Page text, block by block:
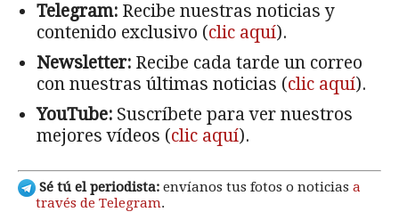
Telegram: Recibe nuestras noticias y
contenido exclusivo (clic aquí).
Newsletter: Recibe cada tarde un correo
con nuestras últimas noticias (clic aquí).
YouTube: Suscríbete para ver nuestros
mejores vídeos (clic aquí).
Sé tú el periodista: envíanos tus fotos o noticias a
través de Telegram.